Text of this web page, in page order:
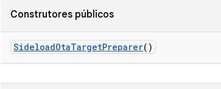
Construtores públicos
SideloadOtaTargetPreparer()